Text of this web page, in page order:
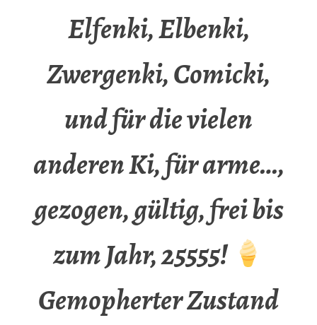
Elfenki, Elbenki,
Zwergenki, Comicki,
und für die vielen
anderen Ki, für arme…,
gezogen, gültig, frei bis
zum Jahr, 25555!
Gemopherter Zustand